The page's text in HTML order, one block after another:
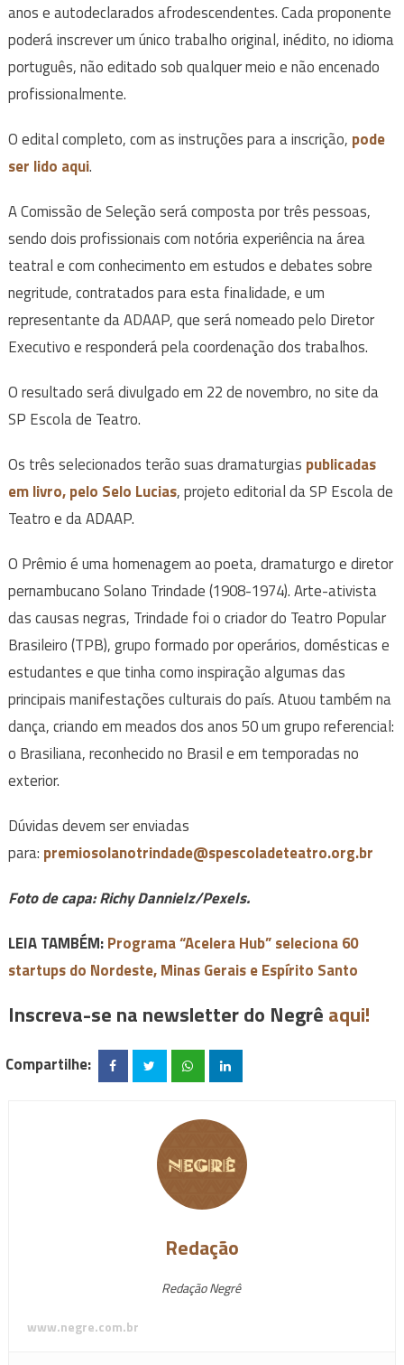
anos e autodeclarados afrodescendentes. Cada proponente
poderá inscrever um único trabalho original, inédito, no idioma
português, não editado sob qualquer meio e não encenado
profissionalmente.
O edital completo, com as instruções para a inscrição, pode
ser lido aqui.
A Comissão de Seleção será composta por três pessoas,
sendo dois profissionais com notória experiência na área
teatral e com conhecimento em estudos e debates sobre
negritude, contratados para esta finalidade, e um
representante da ADAAP, que será nomeado pelo Diretor
Executivo e responderá pela coordenação dos trabalhos.
O resultado será divulgado em 22 de novembro, no site da
SP Escola de Teatro.
Os três selecionados terão suas dramaturgias publicadas
em livro, pelo Selo Lucias, projeto editorial da SP Escola de
Teatro e da ADAAP.
O Prêmio é uma homenagem ao poeta, dramaturgo e diretor
pernambucano Solano Trindade (1908-1974). Arte-ativista
das causas negras, Trindade foi o criador do Teatro Popular
Brasileiro (TPB), grupo formado por operários, domésticas e
estudantes e que tinha como inspiração algumas das
principais manifestações culturais do país. Atuou também na
dança, criando em meados dos anos 50 um grupo referencial:
o Brasiliana, reconhecido no Brasil e em temporadas no
exterior.
Dúvidas devem ser enviadas
para: premiosolanotrindade@spescoladeteatro.org.br
Foto de capa: Richy Dannielz/Pexels.
LEIA TAMBÉM:Programa “Acelera Hub” seleciona 60
startups do Nordeste, Minas Gerais e Espírito Santo
Inscreva-se na newsletter do Negrê aqui!
Compartilhe:
Redação
Redação Negrê
www.negre.com.br